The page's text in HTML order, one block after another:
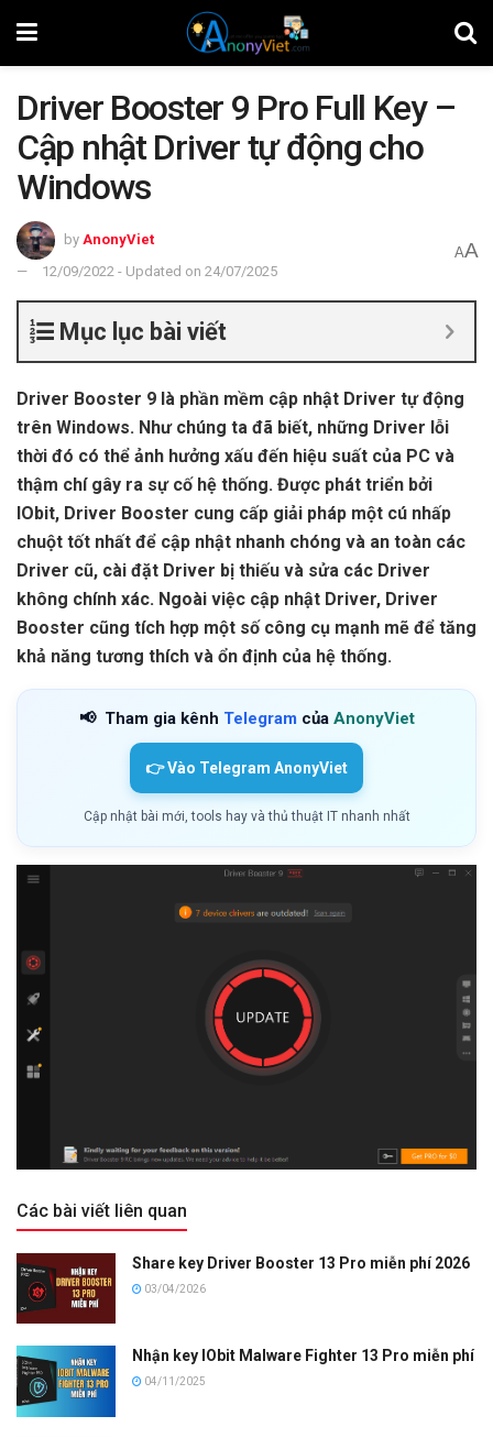
Driver Booster 9 Pro Full Key –
Cập nhật Driver tự động cho
Windows
by AnonyViet
12/09/2022 - Updated on 24/07/2025
AA
Mục lục bài viết
Driver Booster 9 là phần mềm cập nhật Driver tự động
trên Windows. Như chúng ta đã biết, những Driver lỗi
thời đó có thể ảnh hưởng xấu đến hiệu suất của PC và
thậm chí gây ra sự cố hệ thống. Được phát triển bởi
IObit, Driver Booster cung cấp giải pháp một cú nhấp
chuột tốt nhất để cập nhật nhanh chóng và an toàn các
Driver cũ, cài đặt Driver bị thiếu và sửa các Driver
không chính xác. Ngoài việc cập nhật Driver, Driver
Booster cũng tích hợp một số công cụ mạnh mẽ để tăng
khả năng tương thích và ổn định của hệ thống.
📢 Tham gia kênh Telegram của AnonyViet
👉 Vào Telegram AnonyViet
Cập nhật bài mới, tools hay và thủ thuật IT nhanh nhất
Các bài viết liên quan
Share key Driver Booster 13 Pro miễn phí 2026
03/04/2026
Nhận key IObit Malware Fighter 13 Pro miễn phí
04/11/2025